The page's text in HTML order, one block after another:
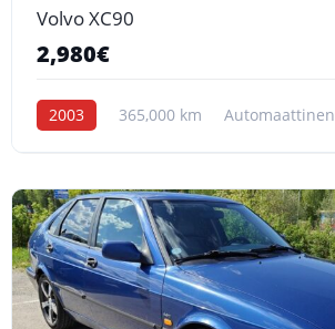
Volvo XC90
2,980€
2003 365,000 km Automaattinen